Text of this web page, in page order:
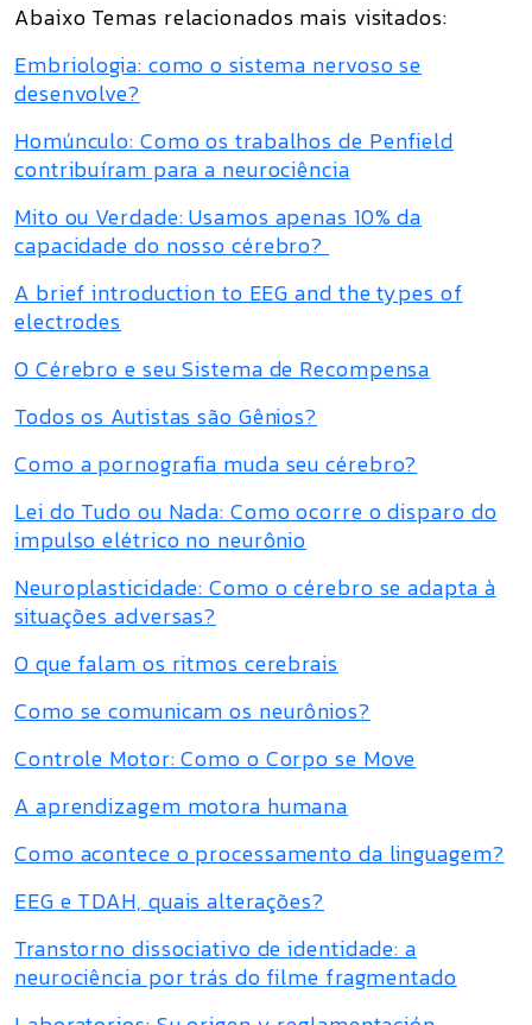
Abaixo Temas relacionados mais visitados:
Embriologia: como o sistema nervoso se
desenvolve?
Homúnculo: Como os trabalhos de Penfield
contribuíram para a neurociência
Mito ou Verdade: Usamos apenas 10% da
capacidade do nosso cérebro?
A brief introduction to EEG and the types of
electrodes
O Cérebro e seu Sistema de Recompensa
Todos os Autistas são Gênios?
Como a pornografia muda seu cérebro?
Lei do Tudo ou Nada: Como ocorre o disparo do
impulso elétrico no neurônio
Neuroplasticidade: Como o cérebro se adapta à
situações adversas?
O que falam os ritmos cerebrais
Como se comunicam os neurônios?
Controle Motor: Como o Corpo se Move
A aprendizagem motora humana
Como acontece o processamento da linguagem?
EEG e TDAH, quais alterações?
Transtorno dissociativo de identidade: a
neurociência por trás do filme fragmentado